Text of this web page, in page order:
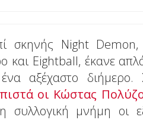
σκηνής Night
και Eightball, έκανε
ένα αξέχαστο
οι Κώστας
μνήμη οι